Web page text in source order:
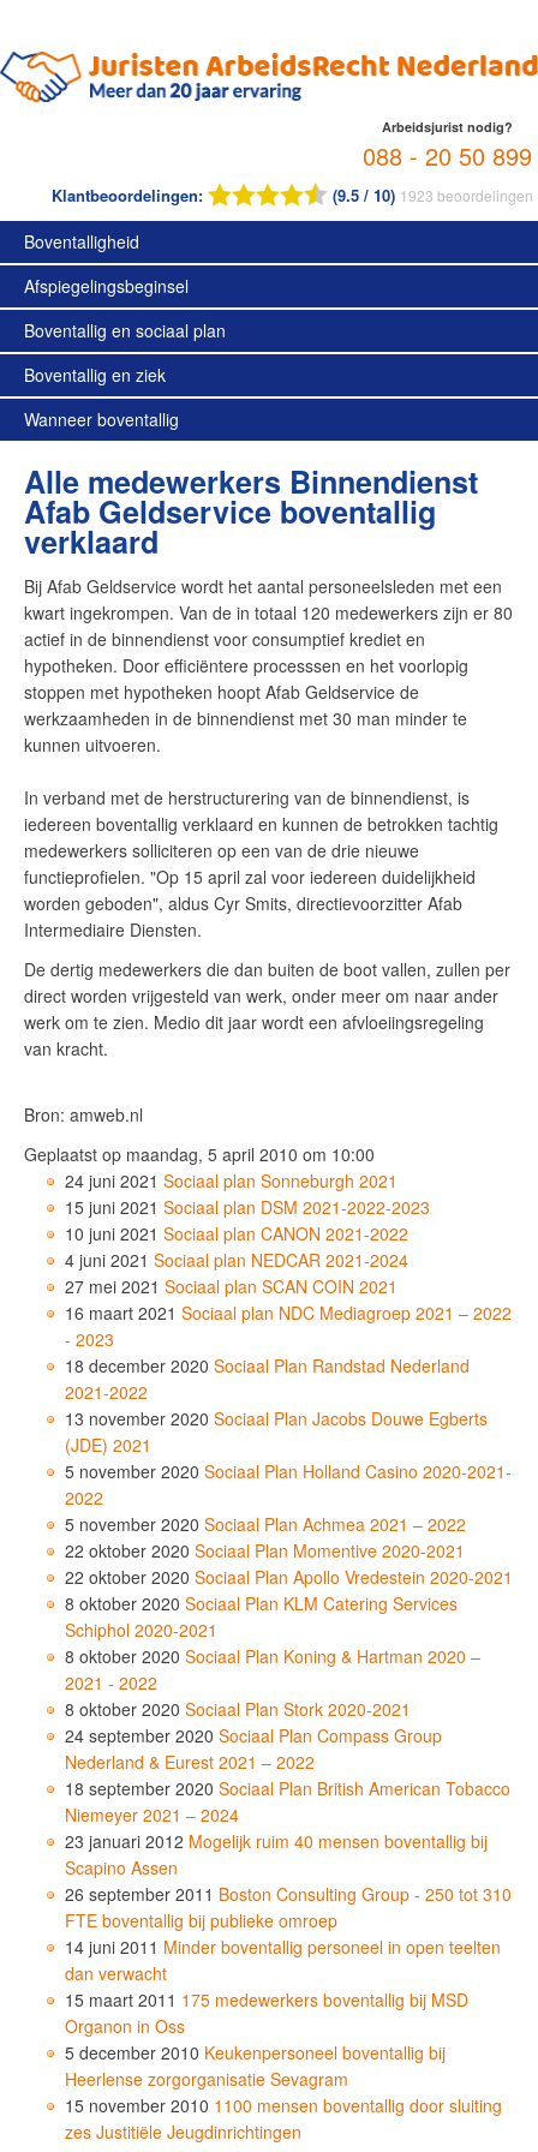
Arbeidsjurist nodig?
088 - 20 50 899
Klantbeoordelingen: (9.5 / 10) 1923 beoordelingen
Boventalligheid
Afspiegelingsbeginsel
Boventallig en sociaal plan
Boventallig en ziek
Wanneer boventallig
Alle medewerkers Binnendienst
Afab Geldservice boventallig
verklaard
Bij Afab Geldservice wordt het aantal personeelsleden met een
kwart ingekrompen. Van de in totaal 120 medewerkers zijn er 80
actief in de binnendienst voor consumptief krediet en
hypotheken. Door efficiëntere processsen en het voorlopig
stoppen met hypotheken hoopt Afab Geldservice de
werkzaamheden in de binnendienst met 30 man minder te
kunnen uitvoeren.
In verband met de herstructurering van de binnendienst, is
iedereen boventallig verklaard en kunnen de betrokken tachtig
medewerkers solliciteren op een van de drie nieuwe
functieprofielen. "Op 15 april zal voor iedereen duidelijkheid
worden geboden", aldus Cyr Smits, directievoorzitter Afab
Intermediaire Diensten.
De dertig medewerkers die dan buiten de boot vallen, zullen per
direct worden vrijgesteld van werk, onder meer om naar ander
werk om te zien. Medio dit jaar wordt een afvloeiingsregeling
van kracht.
Bron: amweb.nl
Geplaatst op maandag, 5 april 2010 om 10:00
24 juni 2021 Sociaal plan Sonneburgh 2021
15 juni 2021 Sociaal plan DSM 2021-2022-2023
10 juni 2021 Sociaal plan CANON 2021-2022
4 juni 2021 Sociaal plan NEDCAR 2021-2024
27 mei 2021 Sociaal plan SCAN COIN 2021
16 maart 2021 Sociaal plan NDC Mediagroep 2021 – 2022
- 2023
18 december 2020 Sociaal Plan Randstad Nederland
2021-2022
13 november 2020 Sociaal Plan Jacobs Douwe Egberts
(JDE) 2021
5 november 2020 Sociaal Plan Holland Casino 2020-2021-
2022
5 november 2020 Sociaal Plan Achmea 2021 – 2022
22 oktober 2020 Sociaal Plan Momentive 2020-2021
22 oktober 2020 Sociaal Plan Apollo Vredestein 2020-2021
8 oktober 2020 Sociaal Plan KLM Catering Services
Schiphol 2020-2021
8 oktober 2020 Sociaal Plan Koning & Hartman 2020 –
2021 - 2022
8 oktober 2020 Sociaal Plan Stork 2020-2021
24 september 2020 Sociaal Plan Compass Group
Nederland & Eurest 2021 – 2022
18 september 2020 Sociaal Plan British American Tobacco
Niemeyer 2021 – 2024
23 januari 2012 Mogelijk ruim 40 mensen boventallig bij
Scapino Assen
26 september 2011 Boston Consulting Group - 250 tot 310
FTE boventallig bij publieke omroep
14 juni 2011 Minder boventallig personeel in open teelten
dan verwacht
15 maart 2011 175 medewerkers boventallig bij MSD
Organon in Oss
5 december 2010 Keukenpersoneel boventallig bij
Heerlense zorgorganisatie Sevagram
15 november 2010 1100 mensen boventallig door sluiting
zes Justitiële Jeugdinrichtingen